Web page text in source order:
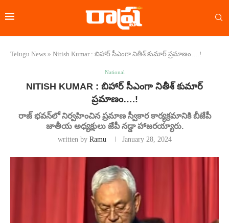
Telugu News » Nitish Kumar : బిహార్ సీఎంగా నితీశ్ కుమార్ ప్రమాణం….!
National
NITISH KUMAR : బిహార్ సీఎంగా నితీశ్ కుమార్
ప్రమాణం….!
రాజ్ భవన్‌లో నిర్వహించిన ప్రమాణ స్వీకార కార్యక్రమానికి బీజేపీ
జాతీయ అధ్యక్షులు జేపీ నడ్డా హాజరయ్యారు.
written by Ramu January 28, 2024